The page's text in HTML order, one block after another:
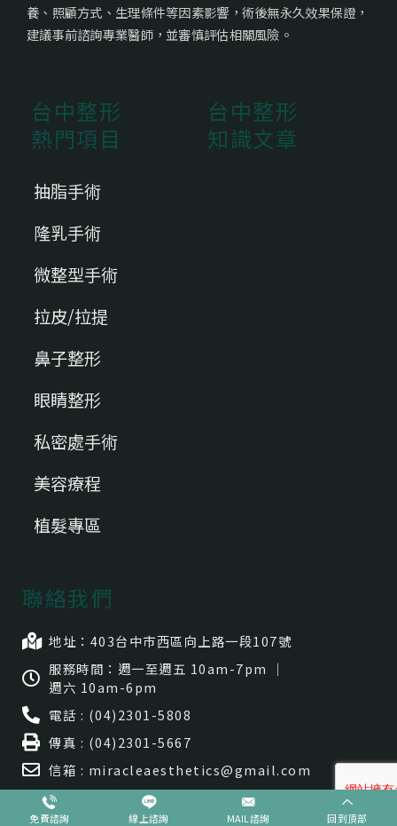
養、照顧方式、生理條件等因素影響，術後無永久效果保證，
建議事前諮詢專業醫師，並審慎評估相關風險。
台中整形
熱門項目
抽脂手術
隆乳手術
微整型手術
拉皮/拉提
鼻子整形
眼睛整形
私密處手術
美容療程
植髮專區
台中整形
知識文章
聯絡我們
地址：403台中市⻄區向上路一段107號
服務時間：週一至週五 10am-7pm ｜
週六 10am-6pm
電話 : (04)2301-5808
傳真 : (04)2301-5667
信箱 : miracleaesthetics@gmail.com
免費諮詢 線上諮詢 MAIL諮詢 回到頂部